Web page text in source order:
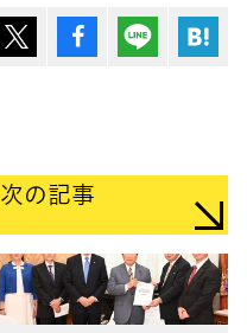
ポスト シェア Lineで送
次の記事